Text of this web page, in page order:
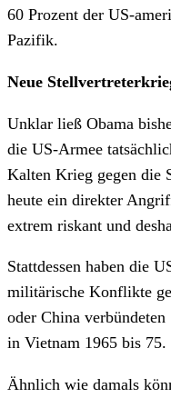
60 Prozent der US-
Pazifik.
Neue
Unklar ließ Obama
die US-Armee
Kalten Krieg gegen die
heute ein direkter
extrem riskant und
Stattdessen haben die
militärische Konflikte
oder China
in Vietnam 1965 bis 75.
Ähnlich wie damals